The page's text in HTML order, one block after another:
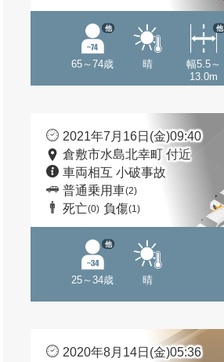
65～74歳
他
晴
幅5.5～
13.0m
他
2021年7月16日(金)09:40
倉敷市水島北幸町 付近
車両相互 小破事故
普通乗用車(2)
死亡(0) 負傷(1)
25～34歳
他
晴
2020年8月14日(金)05:36